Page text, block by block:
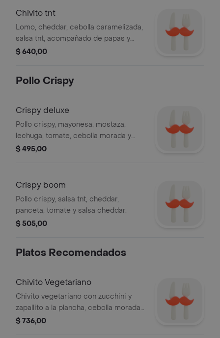
Chivito tnt
Lomo, cheddar, cebolla caramelizada,
salsa tnt, acompañado de papas y
boniatos fritos.
$ 640,00
Pollo Crispy
Crispy deluxe
Pollo crispy, mayonesa, mostaza,
lechuga, tomate, cebolla morada y
cheddar.
$ 495,00
Crispy boom
Pollo crispy, salsa tnt, cheddar,
panceta, tomate y salsa cheddar.
$ 505,00
Platos Recomendados
Chivito Vegetariano
Chivito vegetariano con zucchini y
zapallito a la plancha, cebolla morada
y lechuga.
$ 736,00